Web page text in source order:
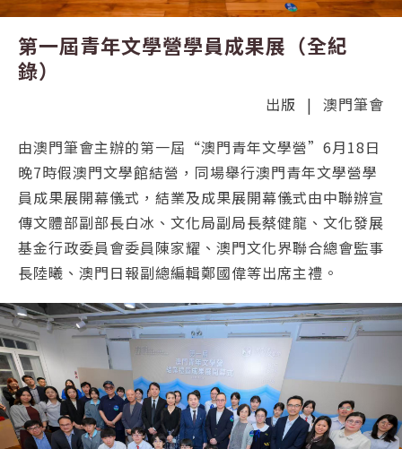
第一屆青年文學營學員成果展（全紀
錄）
出版 | 澳門筆會
由澳門筆會主辦的第一屆“澳門青年文學營”6月18日
晚7時假澳門文學館結營，同場舉行澳門青年文學營學
員成果展開幕儀式，結業及成果展開幕儀式由中聯辦宣
傳文體部副部長白冰、文化局副局長蔡健龍、文化發展
基金行政委員會委員陳家耀、澳門文化界聯合總會監事
長陸曦、澳門日報副總編輯鄭國偉等出席主禮。